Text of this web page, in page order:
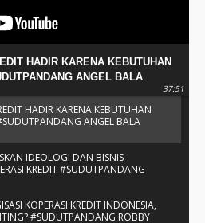
HADIR KARENA KEBUTUHAN
ANGEL BALA
37:51
HADIR KARENA KEBUTUHAN
ANGEL BALA
IDEOLOGI DAN BISNIS
KREDIT #SUDUTPANDANG
BAPAK FRANSU
KOPERASI KREDIT INDONESIA,
#SUDUTPANDANG ROBBY